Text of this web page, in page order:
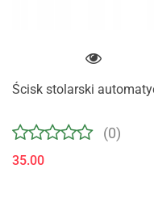
Ścisk stolarski
(0)
35.00